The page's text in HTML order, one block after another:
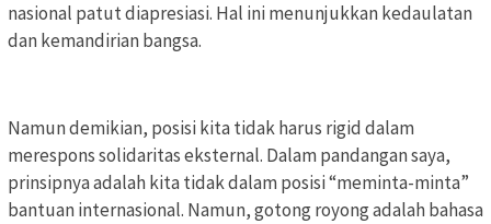
nasional patut diapresiasi. Hal ini menunjukkan kedaulatan
dan kemandirian bangsa.
Namun demikian, posisi kita tidak harus rigid dalam
merespons solidaritas eksternal. Dalam pandangan saya,
prinsipnya adalah kita tidak dalam posisi “meminta-minta”
bantuan internasional. Namun, gotong royong adalah bahasa